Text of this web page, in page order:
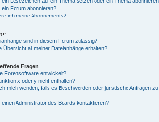
ein Forum abonnieren?
ich meine Abonnements?
sind in diesem Forum zulässig?
Übersicht all meiner Dateianhänge erhalten?
Fragen
Forensoftware entwickelt?
x oder y nicht enthalten?
mich wenden, falls es Beschwerden oder juristische Anfragen
einen Administrator des Boards kontaktieren?